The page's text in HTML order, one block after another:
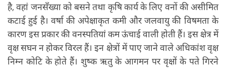
है, वहां जनसँख्या को बसने तथा कृषि कार्य के लिए वनों की असीमित
कटाई हुई है। वर्षा की अपेक्षाकृत कमी और जलवायु की विषमता के
कारण इस प्रकार की वनस्पतियां कम ऊंचाई वाली होती हैं। इस क्षेत्र में
वृक्ष सघन न होकर विरल हैं। इन क्षेत्रों में पाए जाने वाले अधिकांश वृक्ष
निम्न कोटि के होते हैं। शुष्क ऋतु के आगमन पर वृक्षों के पते गिरने